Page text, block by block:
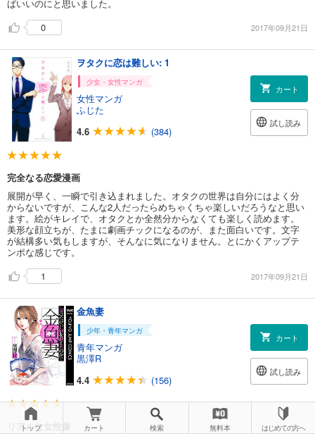
ばいいのにと思いました。
0
2017年09月21日
ヲタクに恋は難しい: 1
少女・女性マンガ
女性マンガ
ふじた
4.6
(384)
カート
試し読み
完全なる恋愛漫画
展開が早く、一瞬で引き込まれました。オタクの世界は自分にはよく分
からないですが、こんな2人だったらめちゃくちゃ楽しいだろうなと思い
ます。絵がキレイで、オタクとか全然分からなくても楽しく読めます。
美形な顔立ちが、たまに劇画チックになるのが、また面白いです。文字
が結構多い気もしますが、そんなに気になりません。とにかくアップテ
ンポな感じです。
1
2017年09月21日
金魚妻
少年・青年マンガ
青年マンガ
黒澤R
4.4
(156)
カート
試し読み
リアルな女性像
トップ カート 検索 無料本 はじめての方へ